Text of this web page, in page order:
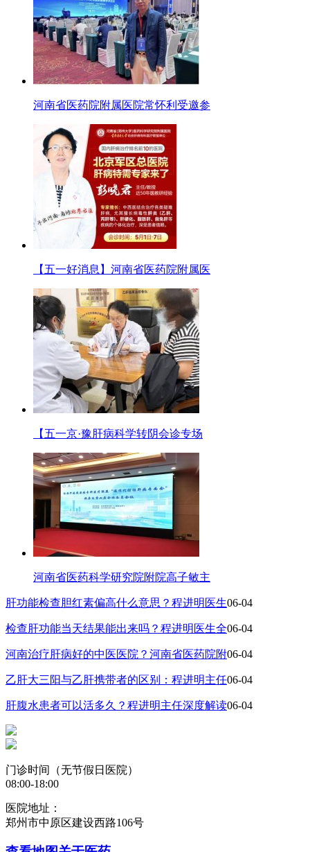
河南省医药院附属医院常怀利受邀参
【五一好消息】河南省医药院附属医
【五一京·豫肝病科学转阴会诊专场
河南省医药科学研究院附院高子敏主
肝功能检查胆红素偏高什么意思？程进明医生06-04
检查肝功能当天结果能出来吗？程进明医生全06-04
河南治疗肝病好的中医医院？河南省医药院附06-04
乙肝大三阳与乙肝携带者的区别：程进明主任06-04
肝腹水患者可以活多久？程进明主任深度解读06-04
门诊时间（无节假日医院）
08:00-18:00
医院地址：
郑州市中原区建设西路106号